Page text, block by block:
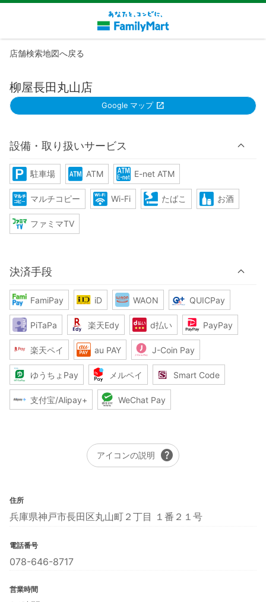
店舗検索地図へ戻る
柳屋長田丸山店
Google マップ
設備・取り扱いサービス
駐車場 ATM E-net ATM
マルチコピー Wi-Fi たばこ お酒
ファミマTV
決済手段
FamiPay iD WAON QUICPay
PiTaPa 楽天Edy d払い PayPay
楽天ペイ au PAY J-Coin Pay
ゆうちょPay メルペイ Smart Code
支付宝/Alipay+ WeChat Pay
アイコンの説明 help
住所
兵庫県神戸市長田区丸山町２丁目 １番２１号
電話番号
078-646-8717
営業時間